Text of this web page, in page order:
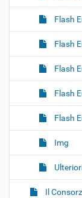
Flash
Flash
Flash
Flash
Flash
Img
Il